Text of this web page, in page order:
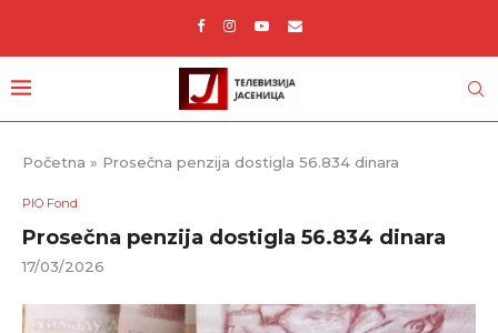
Početna » Prosečna penzija dostigla 56.834 dinara
PIO Fond
Prosečna penzija dostigla 56.834 dinara
17/03/2026